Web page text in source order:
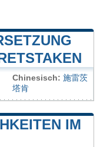
Chinesisch: 施雷茨
塔肯
IM